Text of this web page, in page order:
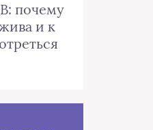
почему
и к